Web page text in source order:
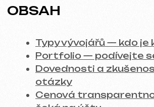
1. Freelanceři
Freelanceři jsou často volbou pro
startupy a firmy s omezeným
rozpočtem. Proč? Protože jde o flexibilní
a ekonomické řešení, u kterého je možné
domluvit se na specifických službách. Ale